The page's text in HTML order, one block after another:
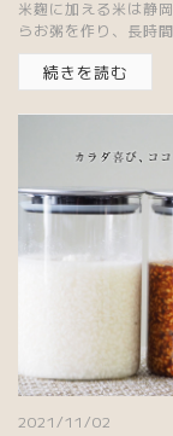
米麹に加える米は静
らお粥を作り、長時
コールが...
続きを読む
2021/11/02